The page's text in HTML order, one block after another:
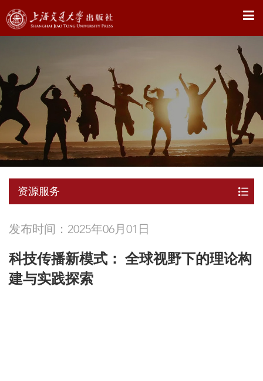
X
资源服务
发布时间：2025年06月01日
科技传播新模式： 全球视野下的理论构
建与实践探索